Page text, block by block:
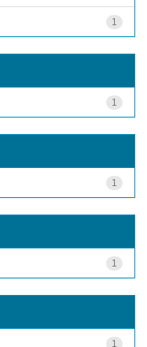
1
1
1
1
1